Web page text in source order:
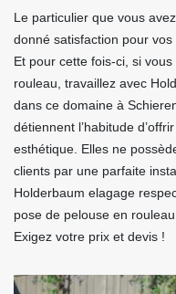
Le particulier que vous
donné satisfaction pour
Et pour cette fois-ci, si
rouleau, travaillez avec
dans ce domaine à
détiennent l’habitude
esthétique. Elles ne
clients par une parfaite
Holderbaum elagage
pose de pelouse en
Exigez votre prix et devis !